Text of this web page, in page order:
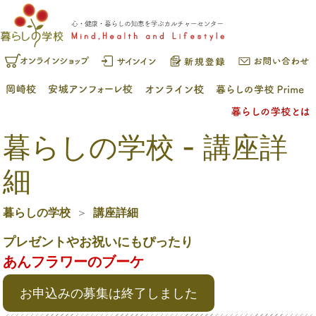
暮らしの学校 - 講座詳
細
暮らしの学校 講座詳細
プレゼントやお祝いにもぴったり
あんフラワーのブーケ
お申込みの募集は終了しました